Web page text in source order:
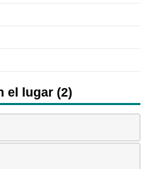
el lugar (2)